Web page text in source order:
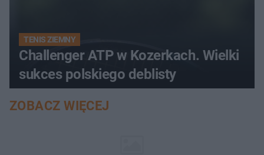
TENIS ZIEMNY
Challenger ATP w Kozerkach. Wielki
sukces polskiego deblisty
ZOBACZ WIĘCEJ